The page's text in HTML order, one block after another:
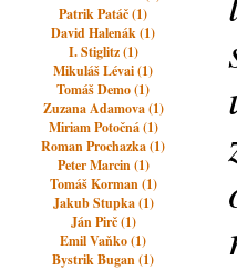
Patrik Patáč (1)
David Halenák (1)
I. Stiglitz (1)
Mikuláš Lévai (1)
Tomáš Demo (1)
Zuzana Adamova (1)
Miriam Potočná (1)
Roman Prochazka (1)
Peter Marcin (1)
Tomáš Korman (1)
Jakub Stupka (1)
Ján Pirč (1)
Emil Vaňko (1)
Bystrik Bugan (1)